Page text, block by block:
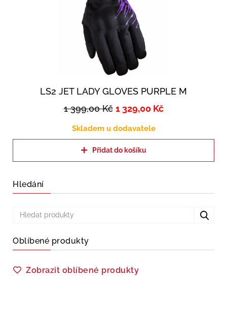
LS2 JET LADY GLOVES PURPLE M
1 399,00Kč 1 329,00 Kč
Skladem u dodavatele
Přidat do košíku
Hledání
Oblíbené produkty
Zobrazit oblíbené produkty